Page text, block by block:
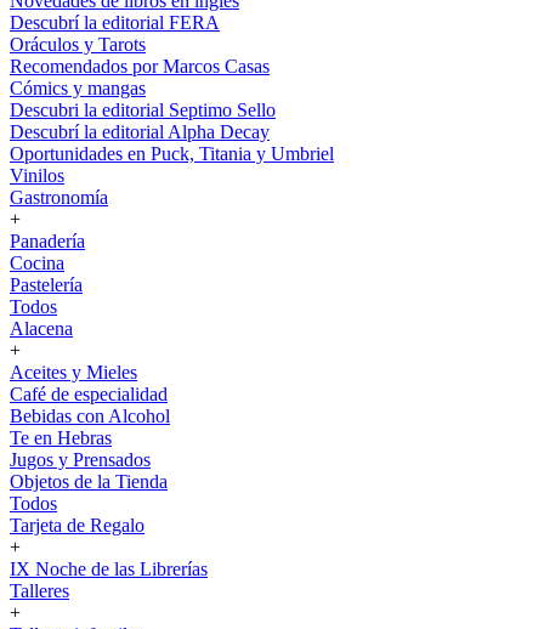
Descubrí la editorial FERA
Oráculos y Tarots
Recomendados por Marcos Casas
Cómics y mangas
Descubri la editorial Septimo Sello
Descubrí la editorial Alpha Decay
Oportunidades en Puck, Titania y Umbriel
Vinilos
Gastronomía
+
Panadería
Cocina
Pastelería
Todos
Alacena
+
Aceites y Mieles
Café de especialidad
Bebidas con Alcohol
Te en Hebras
Jugos y Prensados
Objetos de la Tienda
Todos
Tarjeta de Regalo
+
IX Noche de las Librerías
Talleres
+